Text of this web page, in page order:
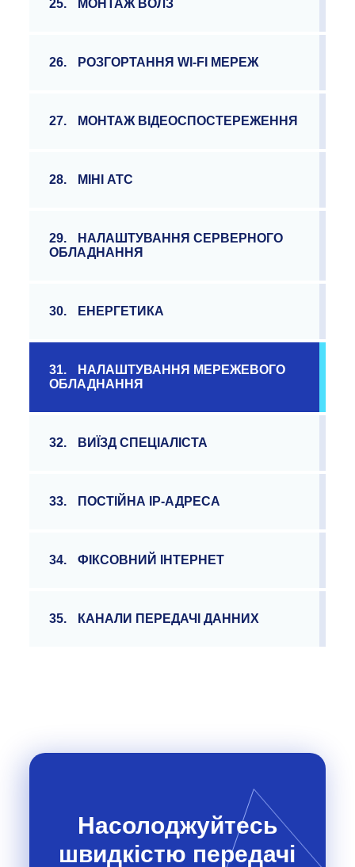
25. МОНТАЖ ВОЛЗ
26. РОЗГОРТАННЯ WI-FI МЕРЕЖ
27. МОНТАЖ ВІДЕОСПОСТЕРЕЖЕННЯ
28. МІНІ АТС
29.
НАЛАШТУВАННЯ СЕРВЕРНОГО
ОБЛАДНАННЯ
30. ЕНЕРГЕТИКА
31.
НАЛАШТУВАННЯ МЕРЕЖЕВОГО
ОБЛАДНАННЯ
32. ВИЇЗД СПЕЦІАЛІСТА
33. ПОСТІЙНА ІР-АДРЕСА
34. ФІКСОВНИЙ ІНТЕРНЕТ
35. КАНАЛИ ПЕРЕДАЧІ ДАННИХ
Насолоджуйтесь
швидкістю передачі